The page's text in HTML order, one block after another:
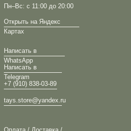
Пн–Вс: с 11:00 до 20:00
Открыть на Яндекс
Картах
Написать в
WhatsApp
Написать в
Telegram
+7 (910) 838-03-89
tays.store@yandex.ru